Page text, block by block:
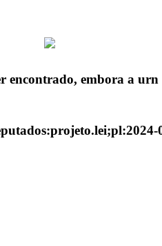
encontrado, embora a